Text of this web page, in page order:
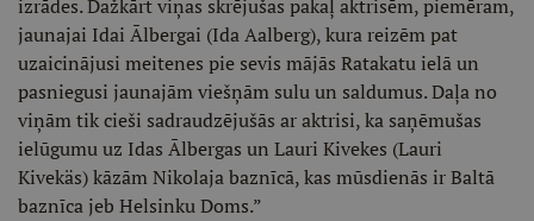
izrādes. Dažkārt viņas skrējušas pakaļ aktrisēm, piemēram,
jaunajai Idai Ālbergai (Ida Aalberg), kura reizēm pat
uzaicinājusi meitenes pie sevis mājās Ratakatu ielā un
pasniegusi jaunajām viešņām sulu un saldumus. Daļa no
viņām tik cieši sadraudzējušās ar aktrisi, ka saņēmušas
ielūgumu uz Idas Ālbergas un Lauri Kivekes (Lauri
Kivekäs) kāzām Nikolaja baznīcā, kas mūsdienās ir Baltā
baznīca jeb Helsinku Doms.”